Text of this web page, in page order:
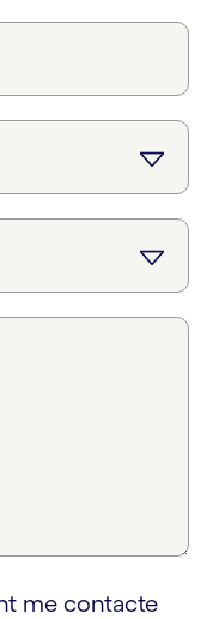
me contacte